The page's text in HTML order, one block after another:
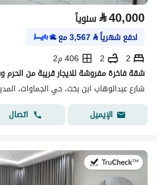
⃁40,000 سنوياً
ادفع شهرياً⃁
3,567مع
2
2
406 م2
شقة فاخرة مفروشة للايجار قريبة من
شارع عبدالوهاب ابن بخت، حي الجماوات،
الإيميل
اتصال
في:19 يوليو 2026